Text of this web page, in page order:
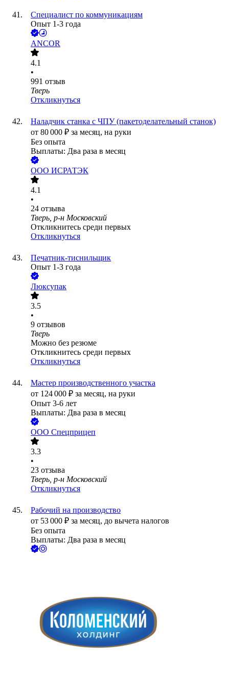
Специалист по коммуникациям
Опыт 1-3 года
ANCOR
4.1
•
991 отзыв
Тверь
Откликнуться
Наладчик станка с ЧПУ (пакетоделательный станок)
от 80 000 ₽ за месяц, на руки
Без опыта
Выплаты: Два раза в месяц
ООО ИСРАТЭК
4.1
•
24 отзыва
Тверь, р-н Московский
Откликнитесь среди первых
Откликнуться
Печатник-тиснильщик
Опыт 1-3 года
Люксупак
3.5
•
9 отзывов
Тверь
Можно без резюме
Откликнитесь среди первых
Откликнуться
Мастер производственного участка
от 124 000 ₽ за месяц, на руки
Опыт 3-6 лет
Выплаты: Два раза в месяц
ООО Спецприцеп
3.3
•
23 отзыва
Тверь, р-н Московский
Откликнуться
Рабочий на производство
от 53 000 ₽ за месяц, до вычета налогов
Без опыта
Выплаты: Два раза в месяц